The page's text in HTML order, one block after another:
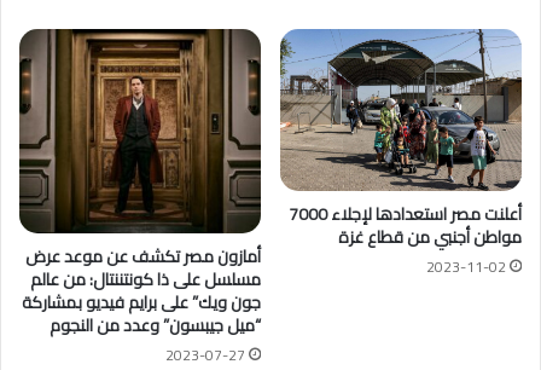
أعلنت مصر استعدادها لإجلاء 7000
مواطن أجنبي من قطاع غزة
2023-11-02 أمازون مصر تكشف عن موعد عرض
مسلسل على ذا كونتننتال: من عالم
جون ويك” على برايم فيديو بمشاركة
“ميل جيبسون” وعدد من النجوم
2023-07-27